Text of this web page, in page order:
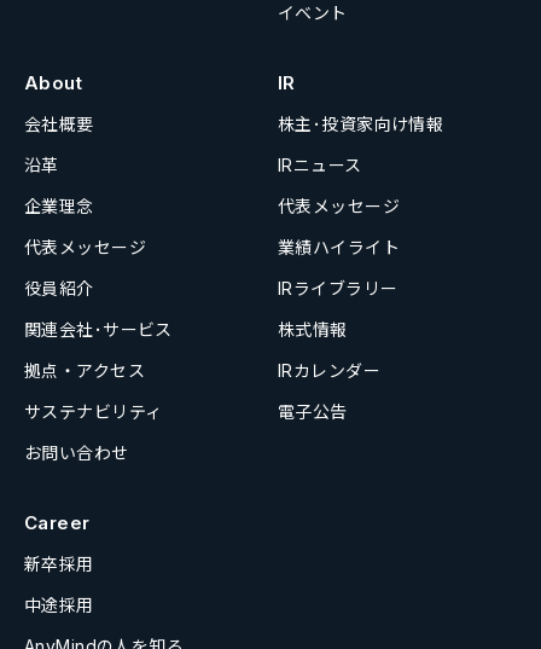
イベント
About
会社概要
沿革
企業理念
代表メッセージ
役員紹介
関連会社･サービス
拠点・アクセス
サステナビリティ
お問い合わせ
IR
株主･投資家向け情報
IRニュース
代表メッセージ
業績ハイライト
IRライブラリー
株式情報
IRカレンダー
電子公告
Career
新卒採用
中途採用